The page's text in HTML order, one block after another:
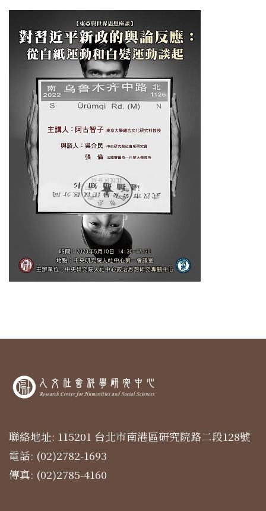
聯絡地址: 115201 台北市南港區研究院路二段128號
電話: (02)2782-1693
傳真: (02)2785-4160